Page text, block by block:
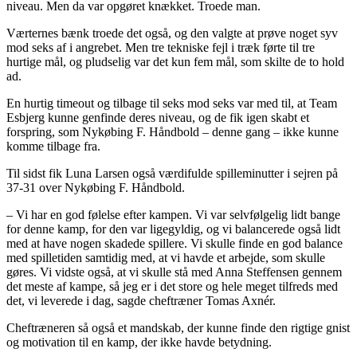
niveau. Men da var opgøret knækket. Troede man.
Værternes bænk troede det også, og den valgte at prøve noget syv
mod seks af i angrebet. Men tre tekniske fejl i træk førte til tre
hurtige mål, og pludselig var det kun fem mål, som skilte de to hold
ad.
En hurtig timeout og tilbage til seks mod seks var med til, at Team
Esbjerg kunne genfinde deres niveau, og de fik igen skabt et
forspring, som Nykøbing F. Håndbold – denne gang – ikke kunne
komme tilbage fra.
Til sidst fik Luna Larsen også værdifulde spilleminutter i sejren på
37-31 over Nykøbing F. Håndbold.
– Vi har en god følelse efter kampen. Vi var selvfølgelig lidt bange
for denne kamp, for den var ligegyldig, og vi balancerede også lidt
med at have nogen skadede spillere. Vi skulle finde en god balance
med spilletiden samtidig med, at vi havde et arbejde, som skulle
gøres. Vi vidste også, at vi skulle stå med Anna Steffensen gennem
det meste af kampe, så jeg er i det store og hele meget tilfreds med
det, vi leverede i dag, sagde cheftræner Tomas Axnér.
Cheftræneren så også et mandskab, der kunne finde den rigtige gnist
og motivation til en kamp, der ikke havde betydning.